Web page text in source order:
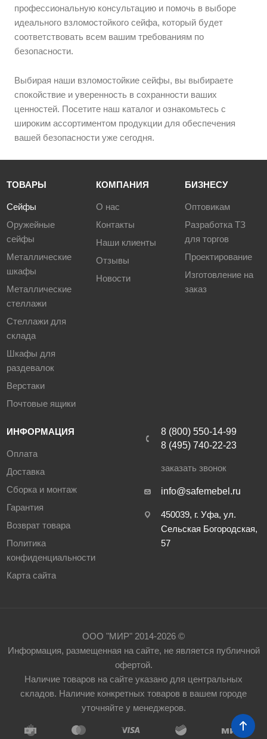
профессиональную консультацию и помочь в выборе
идеального взломостойкого сейфа, который будет
соответствовать всем вашим требованиям по
безопасности.
Выбирая наши взломостойкие сейфы, вы выбираете
спокойствие и уверенность в сохранности ваших
ценностей. Посетите наш каталог и ознакомьтесь с
широким ассортиментом продукции для обеспечения
вашей безопасности уже сегодня.
ТОВАРЫ
Сейфы
Оружейные
сейфы
Металлические
шкафы
Металлические
стеллажи
Стеллажи для
склада
Шкафы для
раздевалок
Верстаки
Почтовые ящики
КОМПАНИЯ
О нас
Контакты
Наши клиенты
Отзывы
Новости
БИЗНЕСУ
Оптовикам
Разработка ТЗ
для торгов
Проектирование
Изготовление на
заказ
ИНФОРМАЦИЯ
Оплата
Доставка
Сборка и монтаж
Гарантия
Возврат товара
Политика
конфиденциальности
Карта сайта
8 (800) 550-14-99
8 (495) 740-22-23
заказать звонок
info@safemebel.ru
450039, г. Уфа, ул.
Сельская Богородская,
57
ООО "МИР" 2014-2026 ©
Информация, размещенная на сайте, не является публичной
офертой.
Наличие товаров на сайте указано для центральных
складов. Наличие конкретных товаров в вашем городе
уточняйте у менеджеров.